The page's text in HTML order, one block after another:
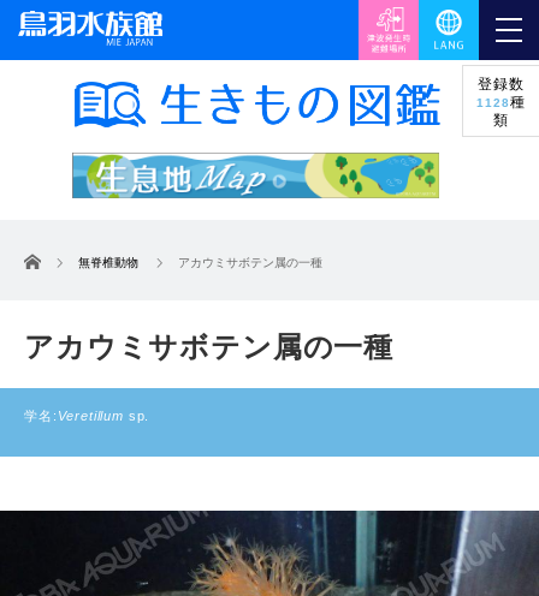
登録数
1128種
類
ホーム 無脊椎動物 アカウミサボテン属の一種
アカウミサボテン属の一種
学名: Veretillum sp.